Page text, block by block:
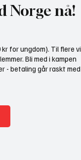
Norge nå!
for ungdom). Til flere vi
Bli med i kampen
- betaling går raskt med